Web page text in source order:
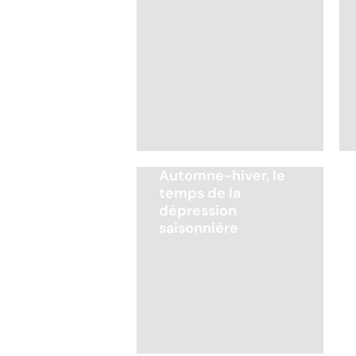
Automne-hiver, le
temps de la
dépression
saisonnière